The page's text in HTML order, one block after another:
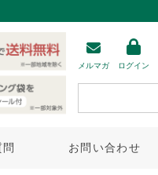
メルマガ ログイン
お問い合わせ